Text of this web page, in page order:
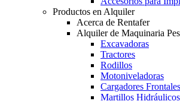
Productos en Alquiler
Acerca de Rentafer
Alquiler de Maquinaria
Excavadoras
Tractores
Rodillos
Motoniveladoras
Cargadores Frontales
Martillos Hidráulicos